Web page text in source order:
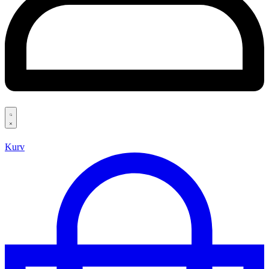
Search
Kurv